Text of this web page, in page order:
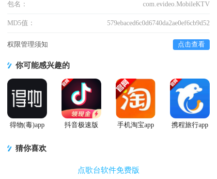
包名： com.evideo.MobileKTV
MD5值： 579ebaced6c0d6740da2ae0ef6cb9d52
权限管理须知 点击查看
你可能感兴趣的
得物(毒)app
抖音极速版
手机淘宝app
携程旅行app
猜你喜欢
点歌台软件免费版